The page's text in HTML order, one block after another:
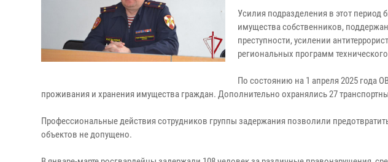
Усилия подразделения в этот
имущества собственников,
преступности, усилении
региональных программ
По состоянию на 1 апреля 2025 года
проживания и хранения имущества граждан. Дополнительно охранялись 27
Профессиональные действия сотрудников группы задержания позволили
объектов не допущено.